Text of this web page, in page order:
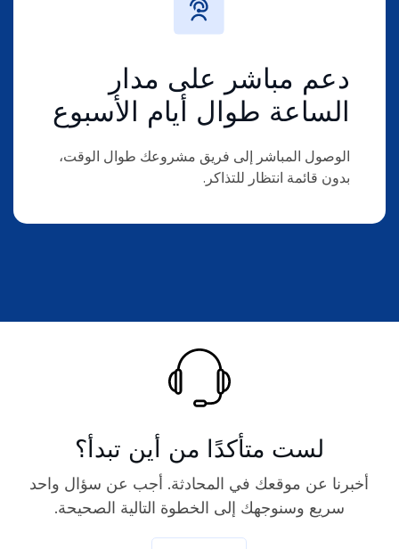
دعم مباشر على مدار
الساعة طوال أيام الأسبوع
الوصول المباشر إلى فريق مشروعك طوال الوقت،
بدون قائمة انتظار للتذاكر.
لست متأكدًا من أين تبدأ؟
أخبرنا عن موقعك في المحادثة. أجب عن سؤال واحد
سريع وسنوجهك إلى الخطوة التالية الصحيحة.